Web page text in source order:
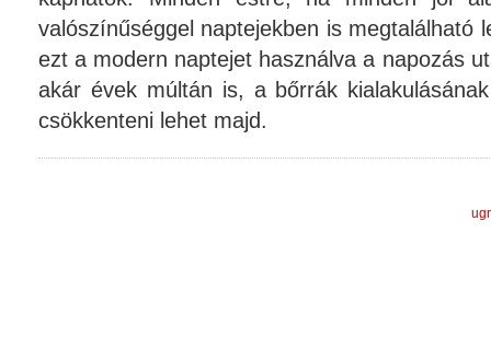
valószínűséggel naptejekben is megtalálható
ezt a modern naptejet használva a napozás
akár évek múltán is, a bőrrák
csökkenteni lehet majd.